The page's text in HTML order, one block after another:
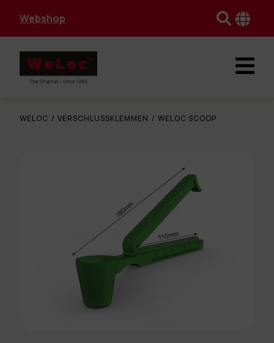
Webshop
WELOC / VERSCHLUSSKLEMMEN / WELOC SCOOP